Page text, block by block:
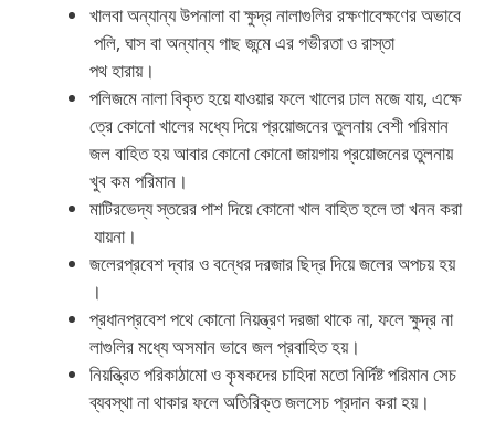
খালবা অন্যান্য উপনালা বা ক্ষুদ্র নালাগুলির রক্ষণাবেক্ষণের অভাবে
পলি, ঘাস বা অন্যান্য গাছ জন্মে এর গভীরতা ও রাস্তা
পথ হারায়।
পলিজমে নালা বিকৃত হয়ে যাওয়ার ফলে খালের ঢাল মজে যায়, এক্ষে
ত্রে কোনো খালের মধ্যে দিয়ে প্রয়োজনের তুলনায় বেশী পরিমান
জল বাহিত হয় আবার কোনো কোনো জায়গায় প্রয়োজনের তুলনায়
খুব কম পরিমান।
মাটিরভেদ্য স্তরের পাশ দিয়ে কোনো খাল বাহিত হলে তা খনন করা
যায়না।
জলেরপ্রবেশ দ্বার ও বন্ধের দরজার ছিদ্র দিয়ে জলের অপচয় হয়
।
প্রধানপ্রবেশ পথে কোনো নিয়ন্ত্রণ দরজা থাকে না, ফলে ক্ষুদ্র না
লাগুলির মধ্যে অসমান ভাবে জল প্রবাহিত হয়।
নিয়ন্ত্রিত পরিকাঠামো ও কৃষকদের চাহিদা মতো নির্দিষ্ট পরিমান সেচ
ব্যবস্থা না থাকার ফলে অতিরিক্ত জলসেচ প্রদান করা হয়।